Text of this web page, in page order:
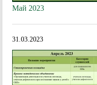
Май 2023
31.03.2023